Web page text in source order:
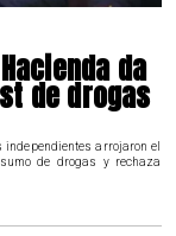
da
de drogas
arrojaron el
de drogas y rechaza